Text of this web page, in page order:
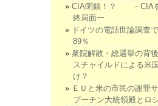
CIA閉鎖！？ －CIA
終局面ー
ドイツの電話世論調査
89％
衆院解散・総選挙の背
スチャイルドによる米
け？
ＥＵと米の市民の謝罪
プーチン大統領殿とロ